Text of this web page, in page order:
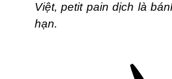
Việt, petit pain dịch là
hạn.